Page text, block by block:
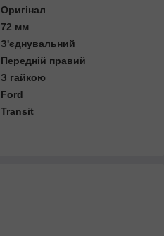
Оригінал
72 мм
З'єднувальний
Передній правий
З гайкою
Ford
Transit